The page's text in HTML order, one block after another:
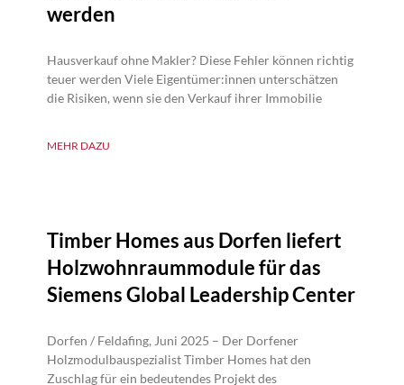
werden
Hausverkauf ohne Makler? Diese Fehler können richtig
teuer werden Viele Eigentümer:innen unterschätzen
die Risiken, wenn sie den Verkauf ihrer Immobilie
MEHR DAZU
Timber Homes aus Dorfen liefert
Holzwohnraummodule für das
Siemens Global Leadership Center
Dorfen / Feldafing, Juni 2025 – Der Dorfener
Holzmodulbauspezialist Timber Homes hat den
Zuschlag für ein bedeutendes Projekt des